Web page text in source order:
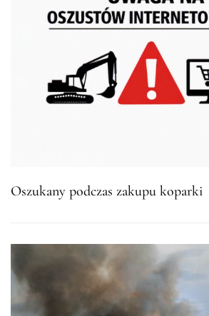
Oszukany podczas zakupu koparki